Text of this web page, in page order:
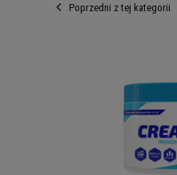
Słodycze są
Poprzedni z tej kategorii